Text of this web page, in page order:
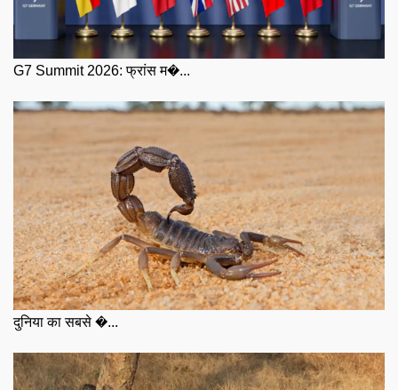
G7 Summit 2026: फ्रांस म�...
दुनिया का सबसे �...